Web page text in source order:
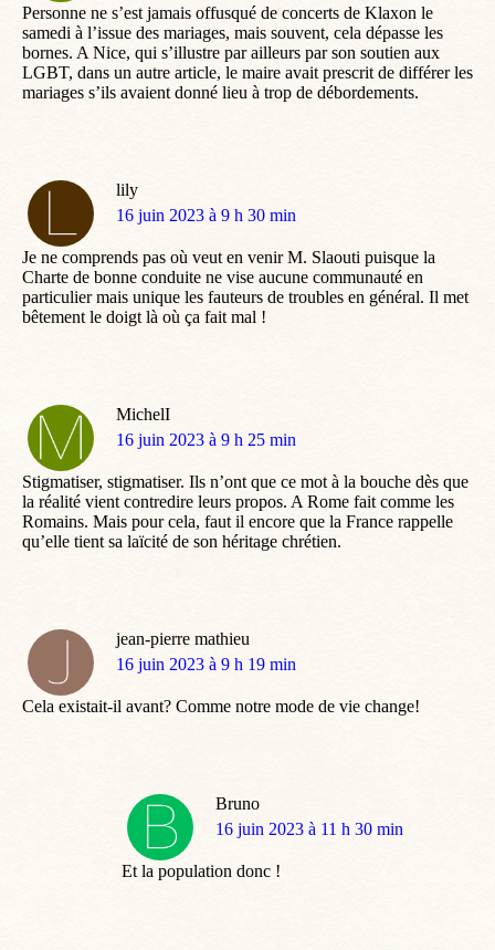
Personne ne s’est jamais offusqué de concerts de Klaxon le
samedi à l’issue des mariages, mais souvent, cela dépasse les
bornes. A Nice, qui s’illustre par ailleurs par son soutien aux
LGBT, dans un autre article, le maire avait prescrit de différer les
mariages s’ils avaient donné lieu à trop de débordements.
lily
dit
16 juin 2023 à 9 h 30 min
Je ne comprends pas où veut en venir M. Slaouti puisque la
Charte de bonne conduite ne vise aucune communauté en
particulier mais unique les fauteurs de troubles en général. Il met
bêtement le doigt là où ça fait mal !
MichelI
dit
16 juin 2023 à 9 h 25 min
Stigmatiser, stigmatiser. Ils n’ont que ce mot à la bouche dès que
la réalité vient contredire leurs propos. A Rome fait comme les
Romains. Mais pour cela, faut il encore que la France rappelle
qu’elle tient sa laïcité de son héritage chrétien.
jean-pierre mathieu
dit
16 juin 2023 à 9 h 19 min
Cela existait-il avant? Comme notre mode de vie change!
Bruno
dit
16 juin 2023 à 11 h 30 min
Et la population donc !